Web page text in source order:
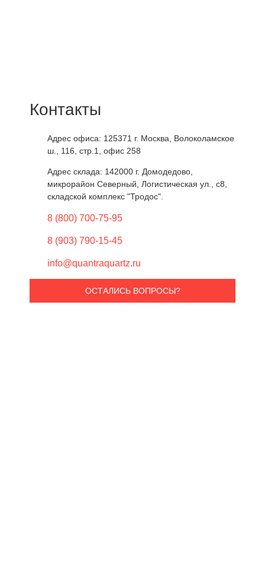
Контакты
Адрес офиса: 125371 г. Москва
Волоколамское
ш., 116, стр.1, офис 258
Адрес склада: 142000 г. Домодедово
микрорайон Северный, Логистическая ул., с8,
складской комплекс "Тродос".
8 (800) 700-75-95
8 (903) 790-15-45
info@quantraquartz.ru
ОСТАЛИСЬ ВОПРОСЫ?